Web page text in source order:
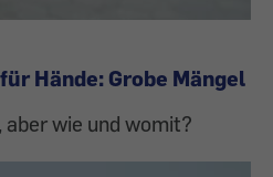
Hände: Grobe Mängel
aber wie und womit?